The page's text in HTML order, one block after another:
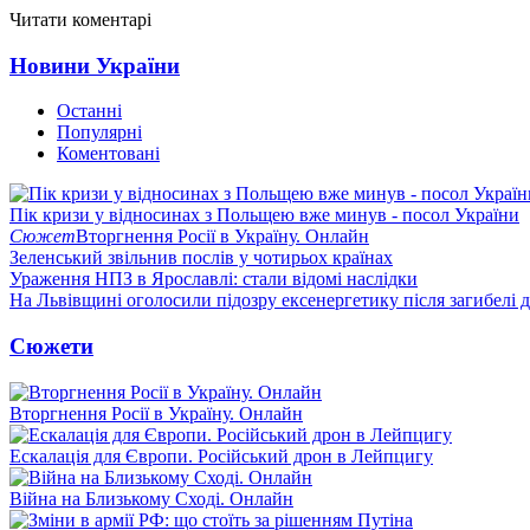
Читати коментарі
Новини України
Останні
Популярні
Коментовані
Пік кризи у відносинах з Польщею вже минув - посол України
СюжетВторгнення Росії в Україну. Онлайн
Зеленський звільнив послів у чотирьох країнах
Ураження НПЗ в Ярославлі: стали відомі наслідки
На Львівщині оголосили підозру ексенергетику після загибелі
Сюжети
Вторгнення Росії в Україну. Онлайн
Ескалація для Європи. Російський дрон в Лейпцигу
Війна на Близькому Сході. Онлайн